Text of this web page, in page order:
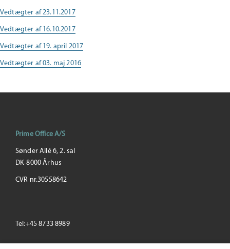
Vedtægter af 23.11.2017
Vedtægter af 16.10.2017
Vedtægter af 19. april 2017
Vedtægter af 03. maj 2016
Prime Office A/S
Sønder Allé 6, 2. sal
DK-8000 Århus
CVR nr.30558642
Tel:+45 8733 8989